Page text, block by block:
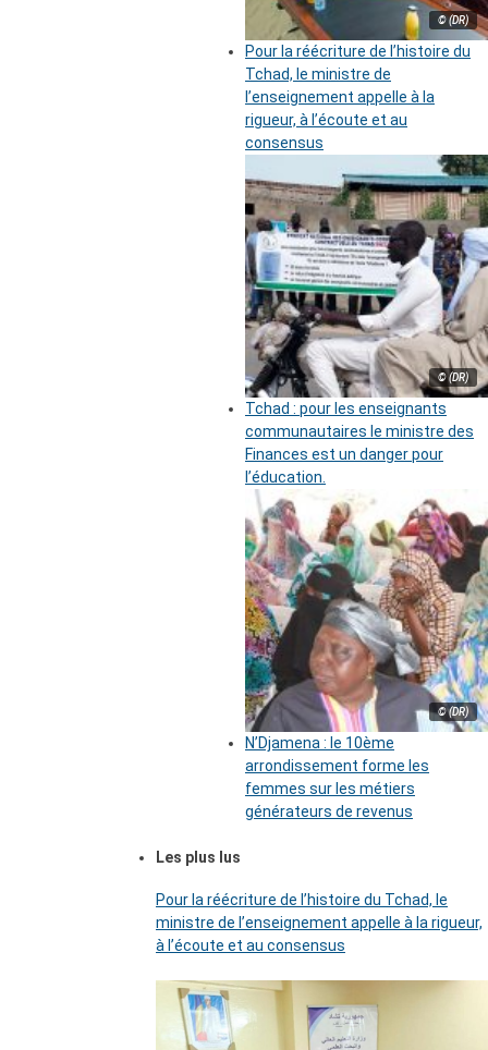
© (DR)
Pour la réécriture de l’histoire du
Tchad, le ministre de
l’enseignement appelle à la
rigueur, à l’écoute et au
consensus
© (DR)
Tchad : pour les enseignants
communautaires le ministre des
Finances est un danger pour
l’éducation.
© (DR)
N’Djamena : le 10ème
arrondissement forme les
femmes sur les métiers
générateurs de revenus
Les plus lus
Pour la réécriture de l’histoire du Tchad, le
ministre de l’enseignement appelle à la rigueur,
à l’écoute et au consensus